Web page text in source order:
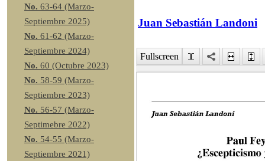
No. 63-64 (Marzo-
Septiembre 2025)
No. 61-62 (Marzo-
Septiembre 2024)
No. 60 (Octubre 2023)
No. 58-59 (Marzo-
Septiembre 2023)
No. 56-57 (Marzo-
Septimebre 2022)
No. 54-55 (Marzo-
Septiembre 2021)
Juan Sebastián Landoni
Fullscreen